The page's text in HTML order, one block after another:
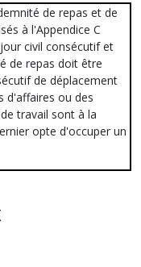
de repas et de
à l'Appendice C
jour civil consécutif et
de repas doit être
de déplacement
d'affaires ou des
travail sont à la
opte d'occuper un